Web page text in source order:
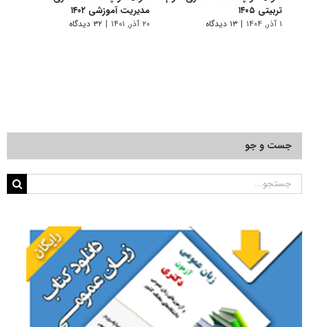
تربیتی ۱۴۰۵
۱ آذر, ۱۴۰۴ | ۱۳ دیدگاه
مدیریت آموزشی ۱۴۰۲
۲۰ آذر, ۱۴۰۱ | ۳۲ دیدگاه
جست و جو
جستجو